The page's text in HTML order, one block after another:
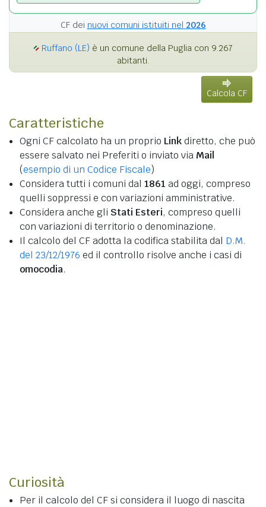
CF dei nuovi comuni istituiti nel 2026
Ruffano (LE) è un comune della Puglia con 9.267
abitanti.
Calcola CF
Caratteristiche
Ogni CF calcolato ha un proprio Linkdiretto, che può
essere salvato nei Preferiti o inviato via Mail
(esempio di un Codice Fiscale)
Considera tutti i comuni dal 1861 ad oggi, compreso
quelli soppressi e con variazioni amministrative.
Considera anche gli Stati Esteri, compreso quelli
con variazioni di territorio o denominazione.
Il calcolo del CF adotta la codifica stabilita dal D.M.
del 23/12/1976 ed il controllo risolve anche i casi di
omocodia.
Curiosità
Per il calcolo del CF si considera il luogo di nascita